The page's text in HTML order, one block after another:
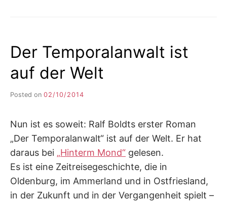
Der Temporalanwalt ist
auf der Welt
Posted on 02/10/2014
K
L
E
R
Nun ist es soweit: Ralf Boldts erster Roman
„Der Temporalanwalt“ ist auf der Welt. Er hat
daraus bei „Hinterm Mond“ gelesen.
Es ist eine Zeitreisegeschichte, die in
Oldenburg, im Ammerland und in Ostfriesland,
in der Zukunft und in der Vergangenheit spielt –